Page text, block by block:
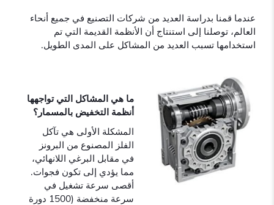
عندما قمنا بدراسة العديد من شركات التصنيع في جميع أنحاء
العالم، توصلنا إلى استنتاج أن الأنظمة القديمة التي تم
استخدامها تسبب العديد من المشاكل على المدى الطويل.
ما هي المشاكل التي تواجهها
أنظمة التخفيض بالمسمار؟
المشكلة الأولى هي تآكل
الفلز المصنوع من البرونز
في مقابل البرغي اللانهائي،
مما يؤدي إلى تكون فجوات.
أقصى سرعة تشغيل في
سرعة منخفضة (1500 دورة